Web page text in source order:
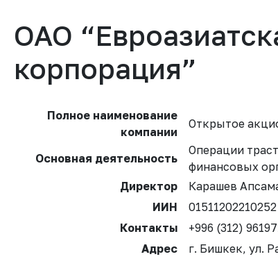
ОАО
корпорация”
Полное наименование
компании
Открытое
Основная деятельность
Операции
финансовых
Директор
Карашев
ИИН
01511202210252
Контакты
+996 (312)
Адрес
г. Бишкек, ул.